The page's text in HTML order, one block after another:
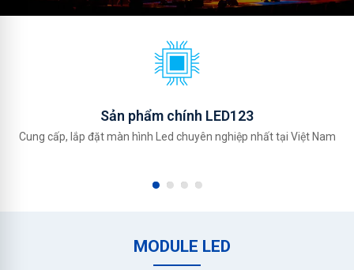
Sản phẩm chính LED123
Cung cấp, lắp đặt màn hình Led chuyên nghiệp nhất tại Việt Nam
MODULE LED